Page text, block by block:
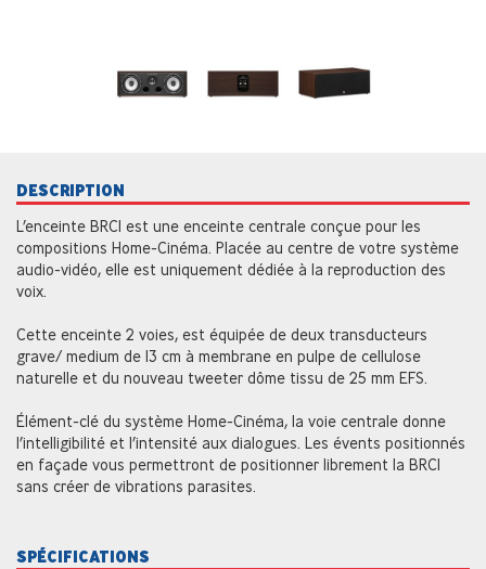
DESCRIPTION
L’enceinte BRC1 est une enceinte centrale conçue pour les
compositions Home-Cinéma. Placée au centre de votre système
audio-vidéo, elle est uniquement dédiée à la reproduction des
voix.
Cette enceinte 2 voies, est équipée de deux transducteurs
grave/ medium de 13 cm à membrane en pulpe de cellulose
naturelle et du nouveau tweeter dôme tissu de 25 mm EFS.
Élément-clé du système Home-Cinéma, la voie centrale donne
l’intelligibilité et l’intensité aux dialogues. Les évents positionnés
en façade vous permettront de positionner librement la BRC1
sans créer de vibrations parasites.
SPÉCIFICATIONS